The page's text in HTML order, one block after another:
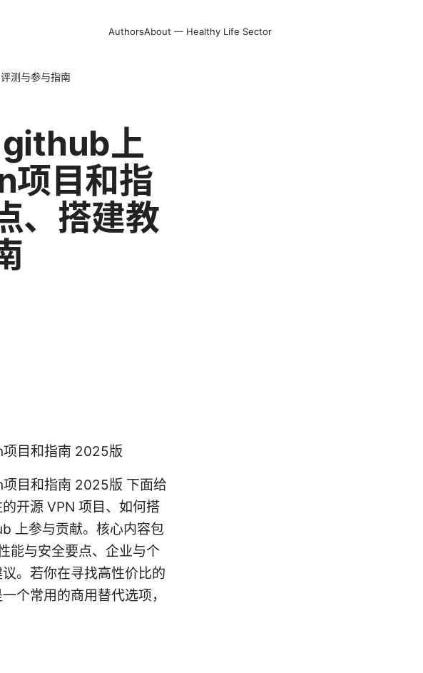
AuthorsAbout — Healthy Life Sector
测与参与指南
上
项目和指
、搭建教
目和指南 2025版
目和指南 2025版 下面给
开源 VPN 项目、如何搭
上参与贡献。核心内容包
能与安全要点、企业与个
。若你在寻找高性价比的
个常用的商用替代选项，